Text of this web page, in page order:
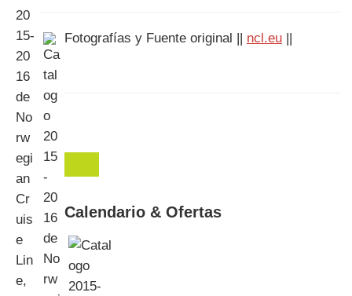
Fotografías y Fuente original || ncl.eu ||
Calendario & Ofertas